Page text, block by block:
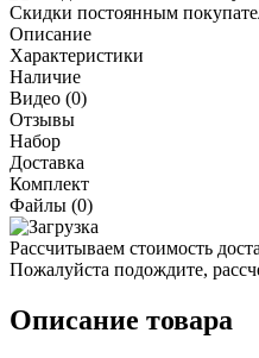
Скидки постоянным
Описание
Характеристики
Наличие
Видео (0)
Отзывы
Набор
Доставка
Комплект
Файлы (0)
Рассчитываем стоимость
Пожалуйста подождите,
Описание товара